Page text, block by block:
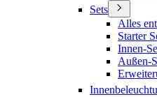
Sets
Alles
Starter
Innen-
Außen-